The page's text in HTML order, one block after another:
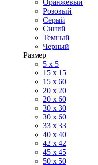
Оранжевый
Розовый
Серый
Синий
Темный
Черный
Размер
5 x 5
15 x 15
15 x 60
20 х 20
20 x 60
30 х 30
30 x 60
33 x 33
40 х 40
42 x 42
45 x 45
50 x 50